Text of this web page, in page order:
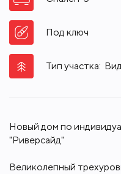
Под ключ
Тип участка:
Новый дом по
"Риверсайд"
Великолепный